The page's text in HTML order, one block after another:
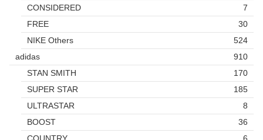
CONSIDERED
7
FREE
30
NIKE Others
524
adidas
910
STAN SMITH
170
SUPER STAR
185
ULTRASTAR
8
BOOST
36
COUNTRY
6